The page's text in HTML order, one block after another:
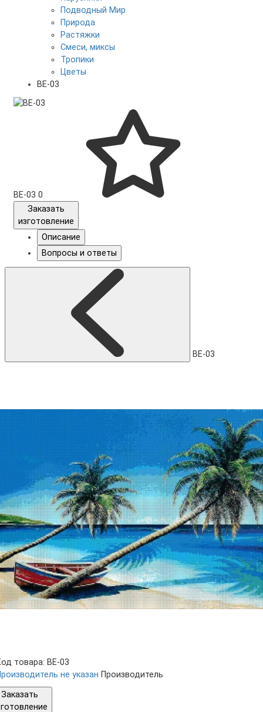
Подводный Мир
Природа
Растяжки
Смеси, миксы
Тропики
Цветы
BE-03
BE-03 0
Заказать
изготовление
Описание
Вопросы и ответы
BE-03
товара: BE-03
не указан Производитель
Заказать